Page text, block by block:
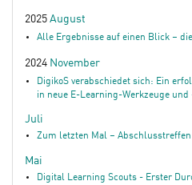
2025 August
Alle Ergebnisse auf einen Blick –
2024 November
DigikoS verabschiedet sich: Ein
in neue E-Learning-Werkzeuge und
Juli
Zum letzten Mal –
Mai
Digital Learning Scouts - Erster